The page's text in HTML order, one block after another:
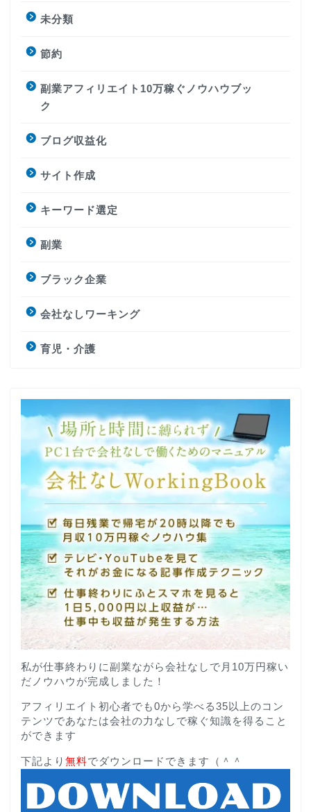
未分類
節約
副業アフィリエイト10万稼ぐノウハウブッ
ク
ブログ収益化
サイト作成
キーワード選定
副業
ブラック企業
会社なしワーキング
育児・介護
私が仕事終わりに副業ながら会社なしで月10万円稼い
だノウハウが完成しました！
アフィリエイト初心者でも0から学べる35以上のコン
テンツであなたは会社の力なしで稼ぐ知識を得ること
ができます
下記より 無料でダウンロードできます（＾＾